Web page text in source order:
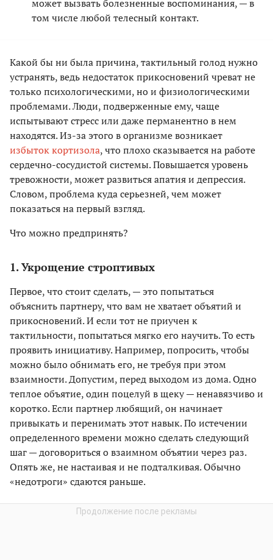
может вызвать болезненные воспоминания, — в
том числе любой телесный контакт.
Какой бы ни была причина, тактильный голод нужно
устранять, ведь недостаток прикосновений чреват не
только психологическими, но и физиологическими
проблемами. Люди, подверженные ему, чаще
испытывают стресс или даже перманентно в нем
находятся. Из-за этого в организме возникает
избыток кортизола, что плохо сказывается на работе
сердечно-сосудистой системы. Повышается уровень
тревожности, может развиться апатия и депрессия.
Словом, проблема куда серьезней, чем может
показаться на первый взгляд.
Что можно предпринять?
1. Укрощение строптивых
Первое, что стоит сделать, — это попытаться
объяснить партнеру, что вам не хватает объятий и
прикосновений. И если тот не приучен к
тактильности, попытаться мягко его научить. То есть
проявить инициативу. Например, попросить, чтобы
можно было обнимать его, не требуя при этом
взаимности. Допустим, перед выходом из дома. Одно
теплое объятие, один поцелуй в щеку — ненавязчиво и
коротко. Если партнер любящий, он начинает
привыкать и перенимать этот навык. По истечении
определенного времени можно сделать следующий
шаг — договориться о взаимном объятии через раз.
Опять же, не настаивая и не подталкивая. Обычно
«недотроги» сдаются раньше.